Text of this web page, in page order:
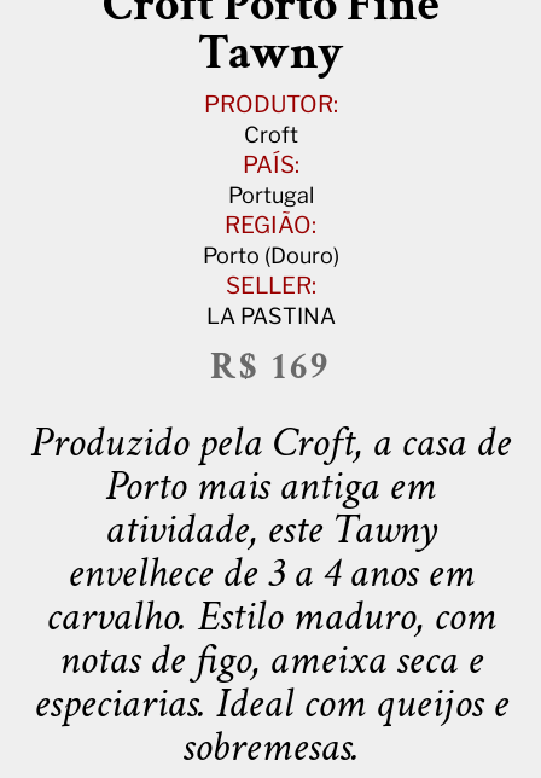
Tawny
PRODUTOR:
Croft
PAÍS:
Portugal
REGIÃO:
Porto (Douro)
SELLER:
LA PASTINA
R$ 169
Produzido pela Croft, a casa de
Porto mais antiga em
atividade, este Tawny
envelhece de 3 a 4 anos em
carvalho. Estilo maduro, com
notas de figo, ameixa seca e
especiarias. Ideal com queijos e
sobremesas.